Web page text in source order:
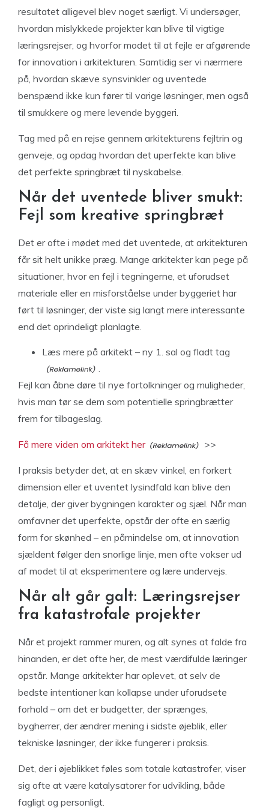
resultatet alligevel blev noget særligt. Vi undersøger,
hvordan mislykkede projekter kan blive til vigtige
læringsrejser, og hvorfor modet til at fejle er afgørende
for innovation i arkitekturen. Samtidig ser vi nærmere
på, hvordan skæve synsvinkler og uventede
benspænd ikke kun fører til varige løsninger, men også
til smukkere og mere levende byggeri.
Tag med på en rejse gennem arkitekturens fejltrin og
genveje, og opdag hvordan det uperfekte kan blive
det perfekte springbræt til nyskabelse.
Når det uventede bliver smukt:
Fejl som kreative springbræt
Det er ofte i mødet med det uventede, at arkitekturen
får sit helt unikke præg. Mange arkitekter kan pege på
situationer, hvor en fejl i tegningerne, et uforudset
materiale eller en misforståelse under byggeriet har
ført til løsninger, der viste sig langt mere interessante
end det oprindeligt planlagte.
Læs mere på arkitekt – ny 1. sal og fladt tag
.
Fejl kan åbne døre til nye fortolkninger og muligheder,
hvis man tør se dem som potentielle springbrætter
frem for tilbageslag.
Få mere viden om arkitekt her >>
I praksis betyder det, at en skæv vinkel, en forkert
dimension eller et uventet lysindfald kan blive den
detalje, der giver bygningen karakter og sjæl. Når man
omfavner det uperfekte, opstår der ofte en særlig
form for skønhed – en påmindelse om, at innovation
sjældent følger den snorlige linje, men ofte vokser ud
af modet til at eksperimentere og lære undervejs.
Når alt går galt: Læringsrejser
fra katastrofale projekter
Når et projekt rammer muren, og alt synes at falde fra
hinanden, er det ofte her, de mest værdifulde læringer
opstår. Mange arkitekter har oplevet, at selv de
bedste intentioner kan kollapse under uforudsete
forhold – om det er budgetter, der sprænges,
bygherrer, der ændrer mening i sidste øjeblik, eller
tekniske løsninger, der ikke fungerer i praksis.
Det, der i øjeblikket føles som totale katastrofer, viser
sig ofte at være katalysatorer for udvikling, både
fagligt og personligt.